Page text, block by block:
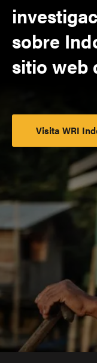
sobre
sitio web
Visita WRI